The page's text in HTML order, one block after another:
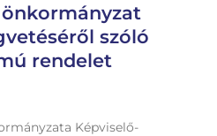
önkormányzat
szóló
rendelet
Képviselő-